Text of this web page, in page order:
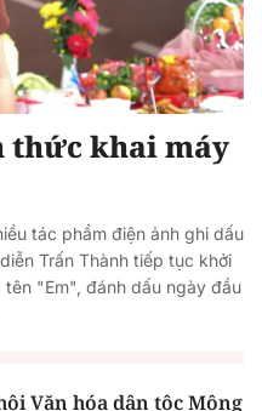
thức khai máy
tác phẩm điện ảnh ghi dấu
Trấn Thành tiếp tục khởi
"Em", đánh dấu ngày đầu
Văn hóa dân tộc Mông